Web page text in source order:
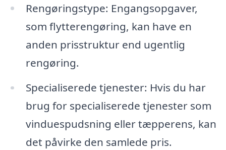
Rengøringstype: Engangsopgaver,
som flytterengøring, kan have en
anden prisstruktur end ugentlig
rengøring.
Specialiserede tjenester: Hvis du har
brug for specialiserede tjenester som
vinduespudsning eller tæpperens, kan
det påvirke den samlede pris.